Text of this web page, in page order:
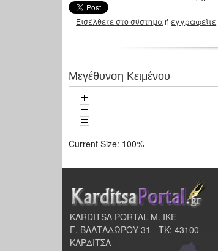
Εισέλθετε στο σύστημαή εγγραφείτε
Μεγέθυνση Κειμένου
Current Size: 100%
KARDITSA PORTAL Μ. ΙΚΕ
Γ. ΒΑΛΤΑΔΩΡΟΥ 31 - ΤΚ: 43100
ΚΑΡΔΙΤΣΑ